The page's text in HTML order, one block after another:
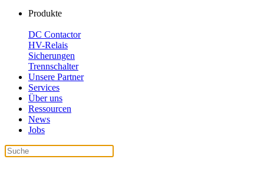
Produkte
DC Contactor
HV-Relais
Sicherungen
Trennschalter
Unsere Partner
Services
Über uns
Ressourcen
News
Jobs